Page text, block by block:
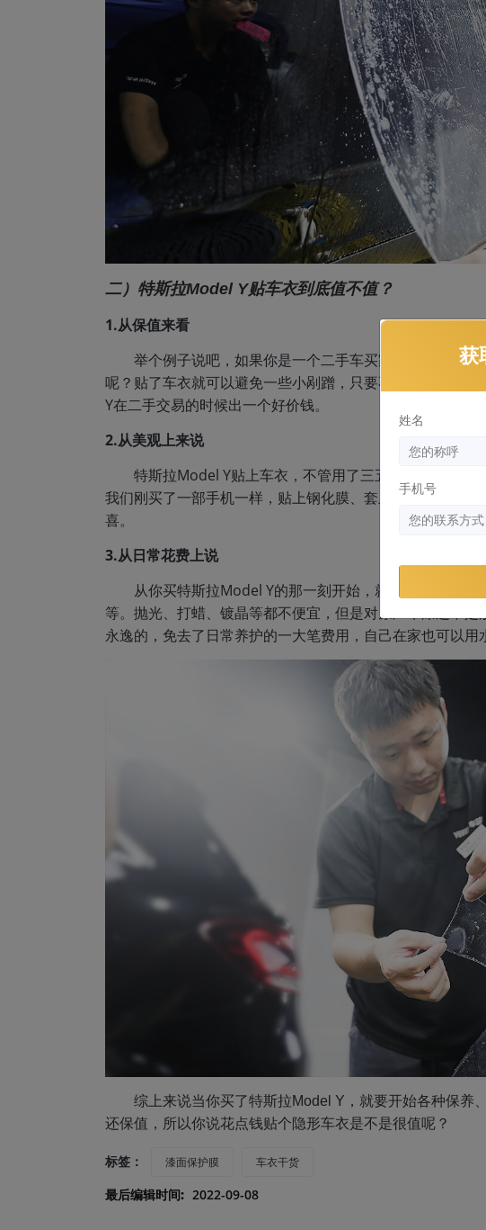
二）特斯拉Model Y贴车衣到底值不值？
1.从保值来看
举个例子说吧，如果你是一个二手车买家，在买车的时
呢？贴了车衣就可以避免一些小剐蹭，只要不是特别大的
Y在二手交易的时候出一个好价钱。
2.从美观上来说
特斯拉Model Y贴上车衣，不管用了三五年，还是七八
我们刚买了一部手机一样，贴上钢化膜、套上保护套，就
喜。
3.从日常花费上说
从你买特斯拉Model Y的那一刻开始，就要计算着什么
等。抛光、打蜡、镀晶等都不便宜，但是对原厂车漆还不
永逸的，免去了日常养护的一大笔费用，自己在家也可以用
综上来说当你买了特斯拉Model Y ， 就要开始各种保养
还保值，所以你说花点钱贴个隐形车衣是不是很值呢？
标签： 漆面保护膜 车衣干货
最后编辑时间: 2022-09-08
获
姓名
手机号